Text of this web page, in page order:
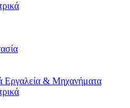
Εργαλεία & Μηχανήματα